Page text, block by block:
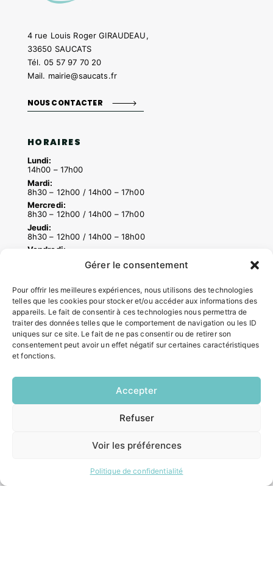
Gérer le consentement
Pour offrir les meilleures expériences, nous utilisons des technologies
telles que les cookies pour stocker et/ou accéder aux informations des
appareils. Le fait de consentir à ces technologies nous permettra de
traiter des données telles que le comportement de navigation ou les ID
uniques sur ce site. Le fait de ne pas consentir ou de retirer son
consentement peut avoir un effet négatif sur certaines caractéristiques
et fonctions.
Accepter
Refuser
Voir les préférences
Politique de confidentialité
4 rue Louis Roger GIRAUDEAU,
33650 SAUCATS
Tél. 05 57 97 70 20
Mail. mairie@saucats.fr
NOUS CONTACTER
HORAIRES
Lundi:
14h00 – 17h00
Mardi:
8h30 – 12h00 / 14h00 – 17h00
Mercredi:
8h30 – 12h00 / 14h00 – 17h00
Jeudi:
8h30 – 12h00 / 14h00 – 18h00
Vendredi:
ACCÉS RAPIDES
Contacter la mairie
Pôle santé
Le Saucatais
Formalités administratives
INFORMATIONS LÉGALES
Mentions légales